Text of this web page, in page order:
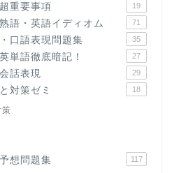
重要事項 19
語・英語イディオム 71
口語表現問題集 35
単語徹底暗記！ 27
話表現 29
対策ゼミ 18
想問題集 117